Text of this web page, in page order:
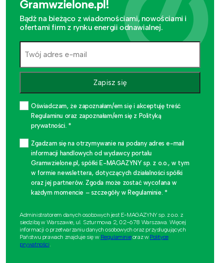
Gramwzielone.pl!
Bądź na bieżąco z wiadomościami, nowościami i
ofertami firm z rynku energii odnawialnej.
Zapisz się
Oświadczam, że zapoznałam/em się i akceptuję treść
Regulaminu oraz zapoznałam/em się z Polityką
prywatności. *
Zgadzam się na otrzymywanie na podany adres e-mail
informacji handlowych od wydawcy portalu
Gramwzielone.pl, spółki E-MAGAZYNY sp. z o.o., w tym
w formie newslettera, dotyczących działalności spółki
oraz jej partnerów. Zgoda może zostać wycofana w
każdym momencie – szczegóły w Regulaminie. *
Administratorem danych osobowych jest E-MAGAZYNY sp. z o.o. z
siedzibą w Warszawie, ul. Szturmowa 2, 02-678 Warszawa. Więcej
informacji o przetwarzaniu danych osobowych oraz przysługujących
Państwu prawach znajduje się w Regulaminieoraz w Polityce
prywatności.